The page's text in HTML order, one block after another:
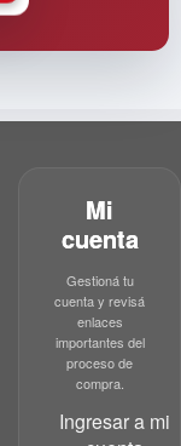
Mi
cuenta
Gestioná tu
cuenta y revisá
enlaces
importantes del
proceso de
compra.
Ingresar a mi